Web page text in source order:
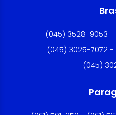
(045) 3528-9053
(045) 3025-7072
(045)